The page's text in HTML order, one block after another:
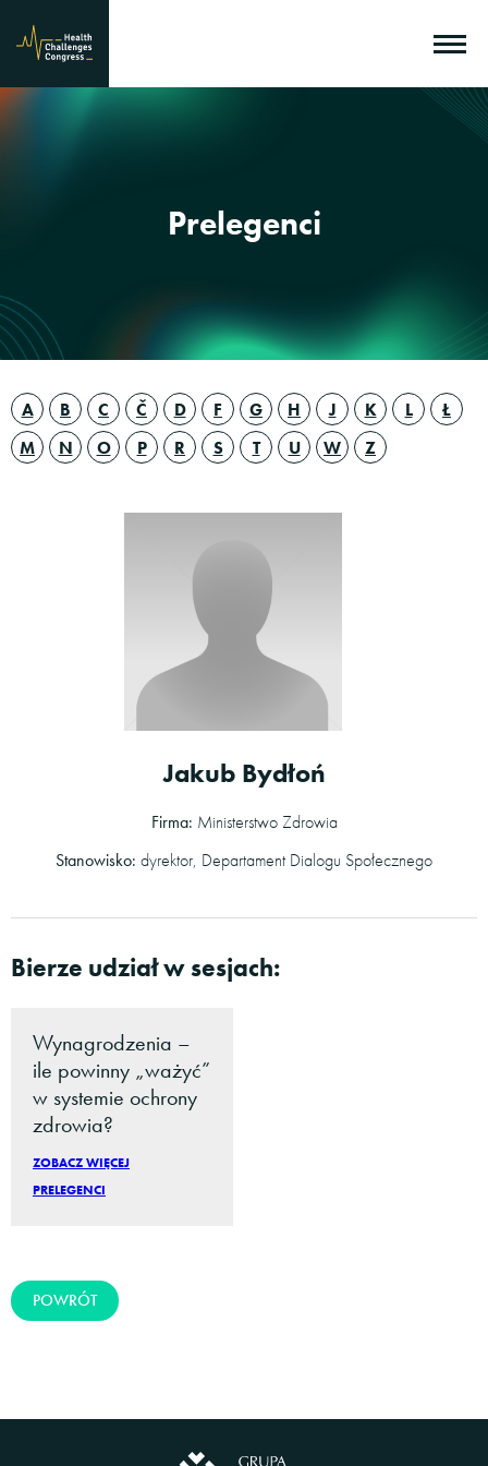
Prelegenci
A B C Č D F G H J K L
Ł
M
N O P R S T U W Z
Jakub Bydłoń
Firma: Ministerstwo Zdrowia
Stanowisko: dyrektor, Departament Dialogu Społecznego
Bierze udział w sesjach:
Wynagrodzenia –
ile powinny „ważyć”
w systemie ochrony
zdrowia?
ZOBACZ WIĘCEJ
PRELEGENCI
POWRÓT